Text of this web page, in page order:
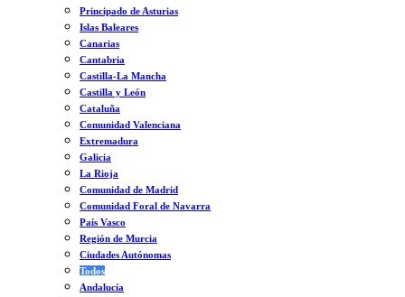
Principado de Asturias
Islas Baleares
Canarias
Cantabria
Castilla-La Mancha
Castilla y León
Cataluña
Comunidad Valenciana
Extremadura
Galicia
La Rioja
Comunidad de Madrid
Comunidad Foral de Navarra
País Vasco
Región de Murcia
Ciudades Autónomas
Todos
Andalucía